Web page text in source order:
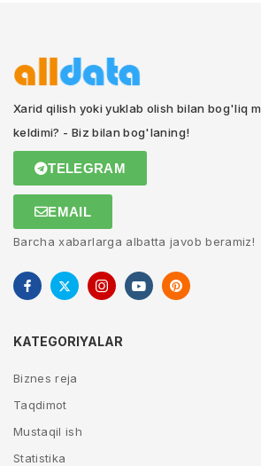
Xarid qilish yoki yuklab olish bilan bog'liq
keldimi? - Biz bilan bog'laning!
TELEGRAM
EMAIL
Barcha xabarlarga albatta javob beramiz!
KATEGORIYALAR
Biznes reja
Taqdimot
Mustaqil ish
Statistika